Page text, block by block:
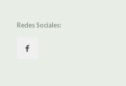
Redes Sociales: